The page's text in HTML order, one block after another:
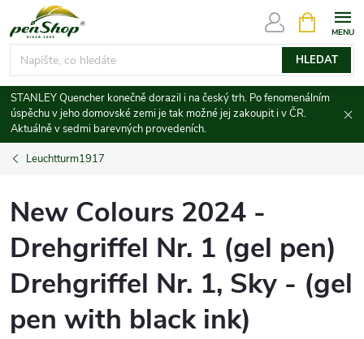
na
obsah
HLEDAT
NÁKUPNÍ
KOŠÍK
STANLEY Quencher konečně dorazil i na český trh. Po fenomenálním
úspěchu v jeho domovské zemi je tak možné jej zakoupit i v ČR.
Aktuálně v sedmi barevných provedeních.
Leuchtturm1917
New Colours 2024 -
Drehgriffel Nr. 1 (gel pen)
Drehgriffel Nr. 1, Sky - (gel
pen with black ink)